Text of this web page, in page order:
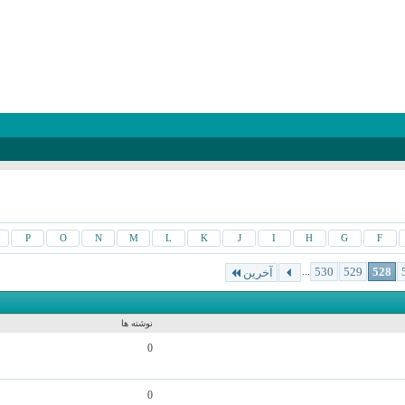
F
G
H
I
J
K
L
M
N
O
P
528
529
530
... آخرین
نوشته ها
0
0